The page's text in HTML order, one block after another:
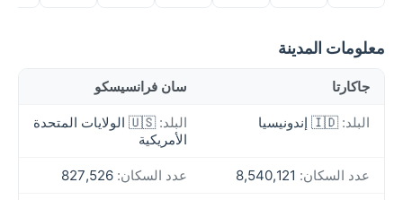
معلومات المدينة
جاكارتا سان فرانسيسكو
البلد: 🇮🇩 إندونيسيا البلد:
🇺🇸 الولايات المتحدة
الأمريكية
عدد السكان: عدد السكان: